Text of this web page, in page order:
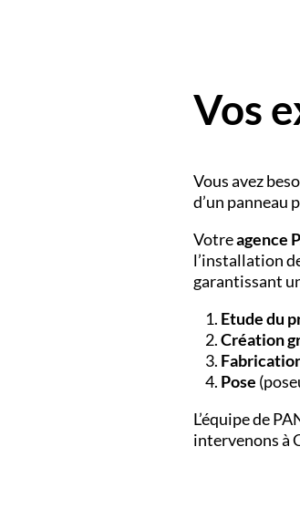
Vos
Vous avez
d’un panneau
Votreagence
l’installation
garantissant
Etude du
Création
Pose
L’équipe de
intervenons à